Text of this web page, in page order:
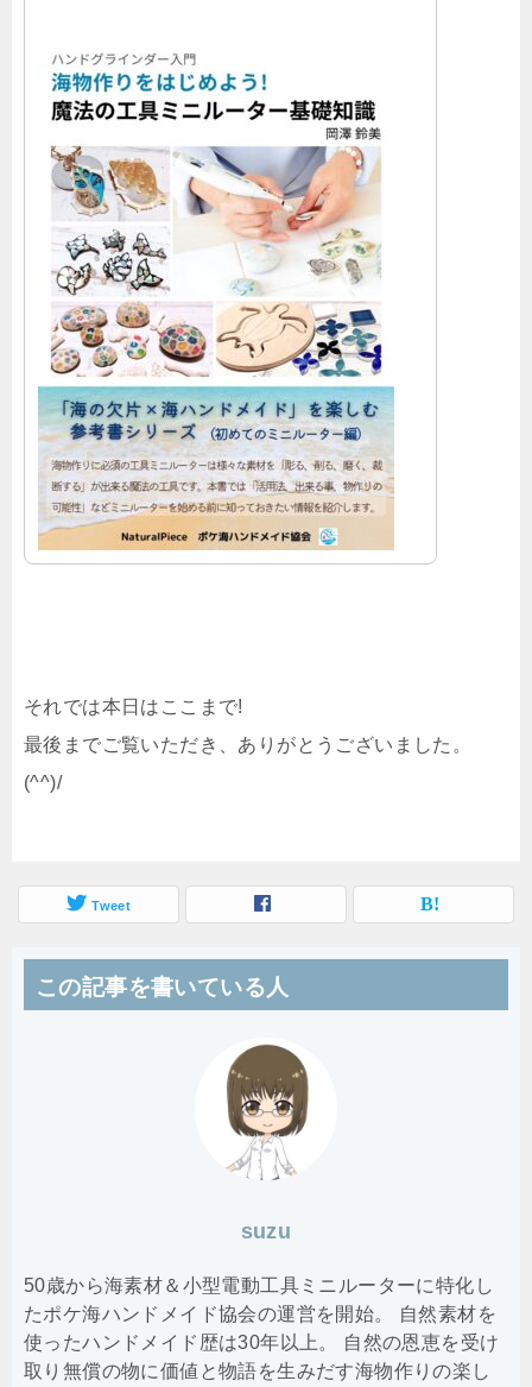
それでは本日はここまで!
最後までご覧いただき、ありがとうございました。
(^^)/
Tweet
この記事を書いている人
suzu
50歳から海素材＆小型電動工具ミニルーターに特化し
たポケ海ハンドメイド協会の運営を開始。 自然素材を
使ったハンドメイド歴は30年以上。 自然の恩恵を受け
取り無償の物に価値と物語を生みだす海物作りの楽し